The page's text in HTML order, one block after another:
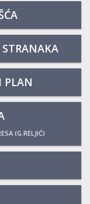
PLAN
(G.RELJIĆ)